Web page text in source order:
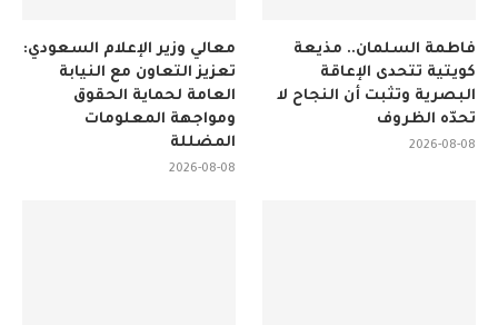
معالي وزير الإعلام السعودي:
تعزيز التعاون مع النيابة
العامة لحماية الحقوق
ومواجهة المعلومات
المضللة
2026-08-08
فاطمة السلمان.. مذيعة
كويتية تتحدى الإعاقة
البصرية وتثبت أن النجاح لا
تحدّه الظروف
2026-08-08